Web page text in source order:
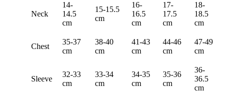
Neck
14-
14.5
cm
15-15.5
cm
16-
16.5
cm
17-
17.5
cm
18-
18.5
cm
Chest
35-37
cm
38-40
cm
41-43
cm
44-46
cm
47-49
cm
Sleeve
32-33
cm
33-34
cm
34-35
cm
35-36
cm
36-
36.5
cm